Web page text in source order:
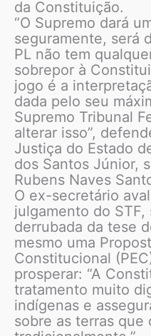
da Constituição.
“O Supremo dará
seguramente, será
PL não tem
sobrepor à
jogo é a
dada pelo seu
Supremo Tribunal
alterar isso”,
Justiça do Estado
dos Santos Júnior,
Rubens Naves
O ex-secretário
julgamento do STF,
derrubada da tese
mesmo uma
Constitucional
prosperar: “A
tratamento muito
indígenas e
sobre as terras que